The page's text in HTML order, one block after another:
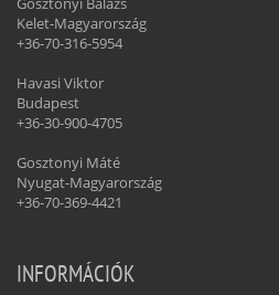
Kelet-Magyarország
+36-70-316-5954
Havasi Viktor
Budapest
+36-30-900-4705
Gosztonyi Máté
Nyugat-Magyarország
+36-70-369-4421
INFORMÁCIÓK